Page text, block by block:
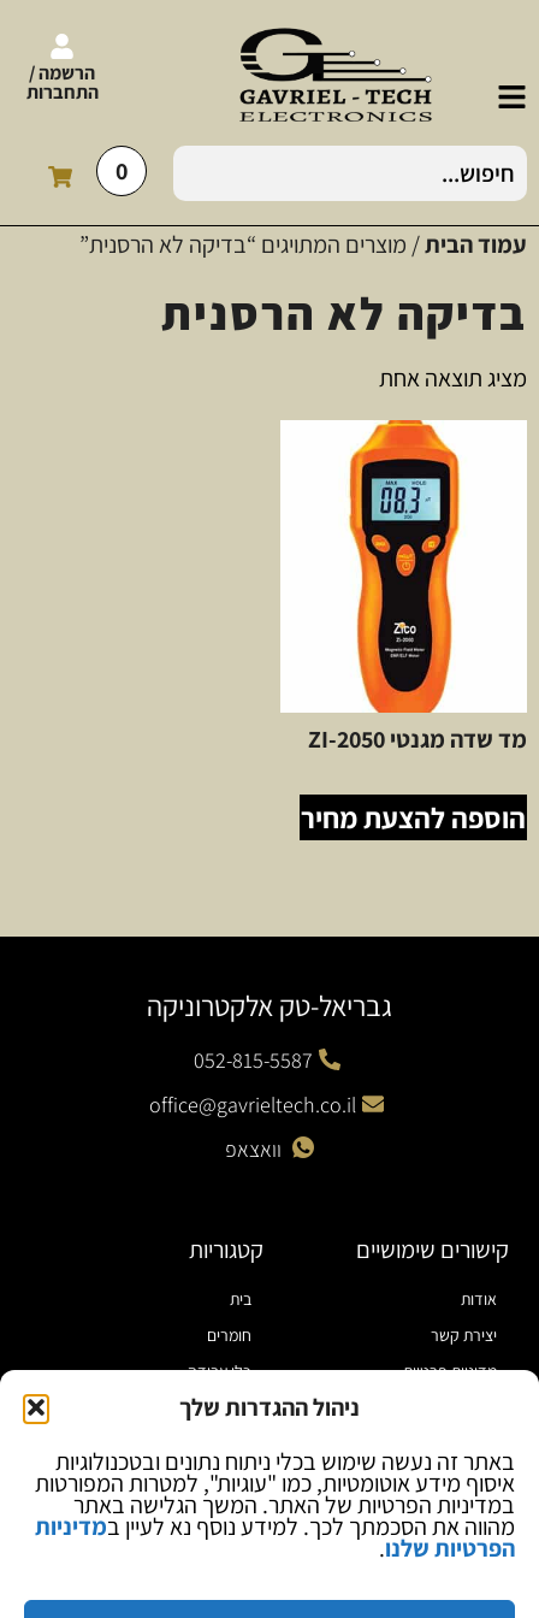
ניהול ההגדרות שלך
באתר זה נעשה שימוש בכלי ניתוח נתונים ובטכנולוגיות
איסוף מידע אוטומטיות, כמו "עוגיות", למטרות המפורטות
במדיניות הפרטיות של האתר. המשך הגלישה באתר
מהווה את הסכמתך לכך. למידע נוסף נא לעיין במדיניות
הפרטיות שלנו.
הרשמה /
התחברות
0
עמוד הבית/ מוצרים המתויגים “בדיקה לא הרסנית”
בדיקה לא הרסנית
מציג תוצאה אחת
מד שדה מגנטי ZI-2050
הוספה להצעת מחיר
גבריאל-טק אלקטרוניקה
052-815-5587
office@gavrieltech.co.il
וואצאפ
קישורים שימושיים
אודות
יצירת קשר
מדיניות פרטיות
בלוג
קטגוריות
בית
חומרים
כלי עבודה
מוצרי הלחמה
ספקי כח ומודדים
ציוד אופטי להגדלה